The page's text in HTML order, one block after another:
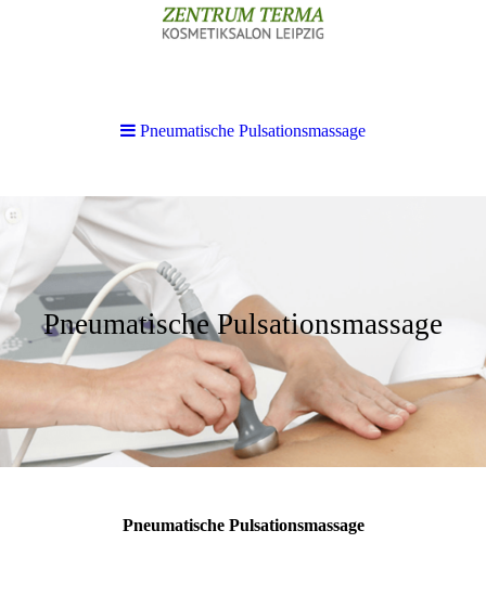
Pneumatische Pulsationsmassage
Pneumatische Pulsationsmassage
Pneumatische Pulsationsmassage